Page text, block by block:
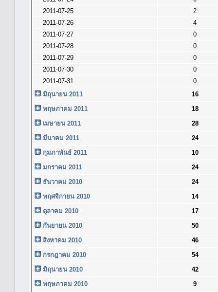
2011-07-25
2
2011-07-26
4
2011-07-27
0
2011-07-28
0
2011-07-29
0
2011-07-30
0
2011-07-31
0
มิถุนายน 2011
16
พฤษภาคม 2011
18
เมษายน 2011
28
มีนาคม 2011
24
กุมภาพันธ์ 2011
10
มกราคม 2011
24
ธันวาคม 2010
24
พฤศจิกายน 2010
14
ตุลาคม 2010
17
กันยายน 2010
50
สิงหาคม 2010
46
กรกฎาคม 2010
54
มิถุนายน 2010
42
พฤษภาคม 2010
9